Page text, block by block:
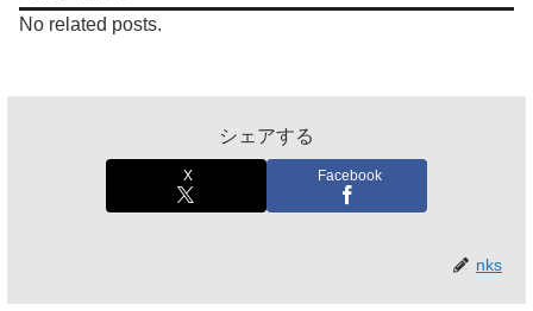
No related posts.
シェアする
X Facebook
nks